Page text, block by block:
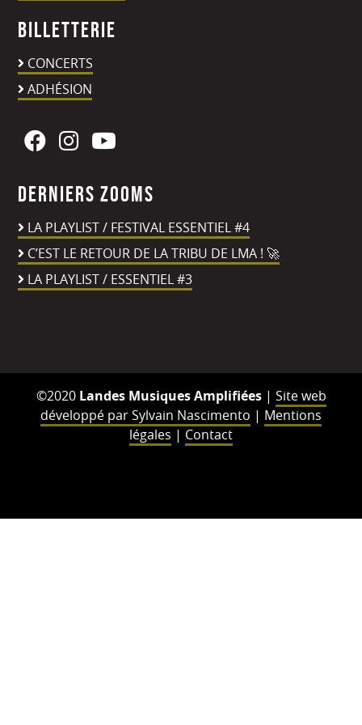
Billetterie
CONCERTS
ADHÉSION
Derniers zooms
LA PLAYLIST / FESTIVAL ESSENTIEL #4
C’EST LE RETOUR DE LA TRIBU DE LMA ! 🚀
LA PLAYLIST / ESSENTIEL #3
©2020 Landes Musiques Amplifiées| Site web
développé par Sylvain Nascimento | Mentions
légales | Contact